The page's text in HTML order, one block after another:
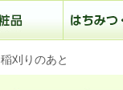
稲刈りのあと